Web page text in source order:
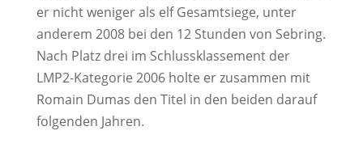
er nicht weniger als elf Gesamtsiege, unter
anderem 2008 bei den 12 Stunden von Sebring.
Nach Platz drei im Schlussklassement der
LMP2-Kategorie 2006 holte er zusammen mit
Romain Dumas den Titel in den beiden darauf
folgenden Jahren.